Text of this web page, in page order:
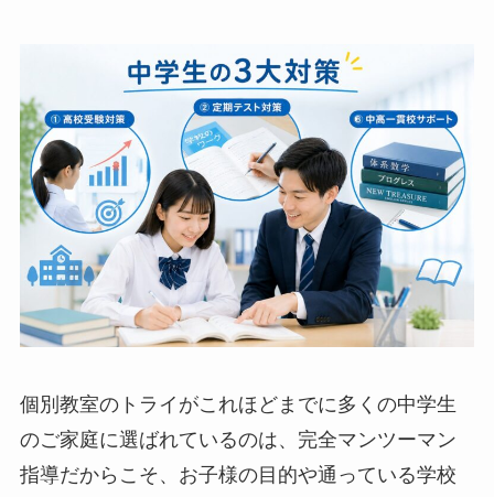
個別教室のトライがこれほどまでに多くの中学生
のご家庭に選ばれているのは、完全マンツーマン
指導だからこそ、お子様の目的や通っている学校